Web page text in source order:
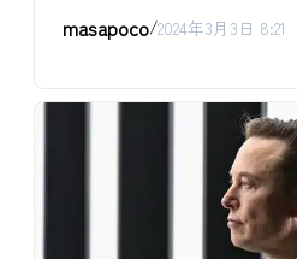
masapoco/2024年3月3日 8:21